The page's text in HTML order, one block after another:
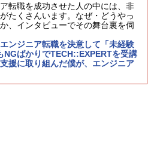
転職を成功させた人の中には、非
たくさんいます。なぜ・どうやっ
、インタビューでその舞台裏を伺
ンジニア転職を決意して「未経験
NGばかりでTECH::EXPERTを受講
援に取り組んだ僕が、エンジニア